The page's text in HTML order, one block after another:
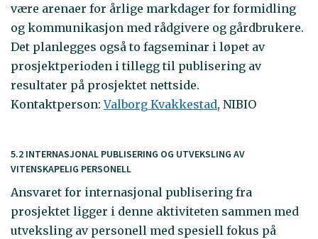
være arenaer for årlige markdager for formidling
og kommunikasjon med rådgivere og gårdbrukere.
Det planlegges også to fagseminar i løpet av
prosjektperioden i tillegg til publisering av
resultater på prosjektet nettside.
Kontaktperson:Valborg Kvakkestad, NIBIO
5.2 INTERNASJONAL PUBLISERING OG UTVEKSLING AV
VITENSKAPELIG PERSONELL
Ansvaret for internasjonal publisering fra
prosjektet ligger i denne aktiviteten sammen med
utveksling av personell med spesiell fokus på